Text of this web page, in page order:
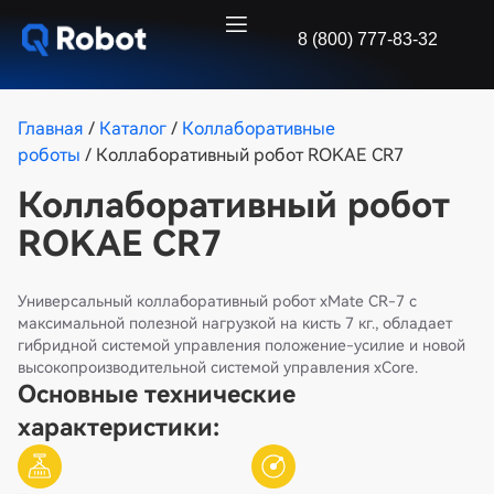
8 (800) 777-83-32
Главная / Каталог / Коллаборативные
роботы / Коллаборативный робот ROKAE CR7
Коллаборативный робот
ROKAE CR7
Универсальный коллаборативный робот xMate CR-7 с
максимальной полезной нагрузкой на кисть 7 кг., обладает
гибридной системой управления положение-усилие и новой
высокопроизводительной системой управления xCore.
Основные технические
характеристики: